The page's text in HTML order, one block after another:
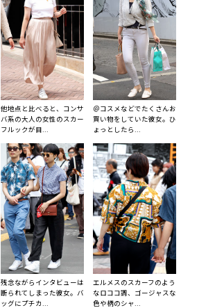
他地点と比べると、コンサ
バ系の大人の女性のスカー
フルックが目...
＠コスメなどでたくさんお
買い物をしていた彼女。ひ
ょっとしたら...
残念ながらインタビューは
断られてしまった彼女。バ
ッグにプチカ...
エルメスのスカーフのよう
なロココ調、ゴージャスな
色や柄のシャ...